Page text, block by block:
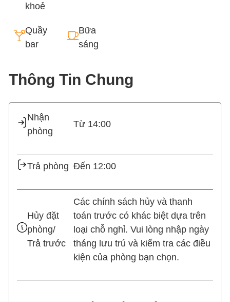
khoẻ
Quầy
bar
Bữa
sáng
Thông Tin Chung
Nhận
phòng
Từ 14:00
Trả phòng Đến 12:00
Hủy đặt
phòng/
Trả trước
Các chính sách hủy và thanh
toán trước có khác biệt dựa trên
loại chỗ nghỉ. Vui lòng nhập ngày
tháng lưu trú và kiểm tra các điều
kiện của phòng bạn chọn.